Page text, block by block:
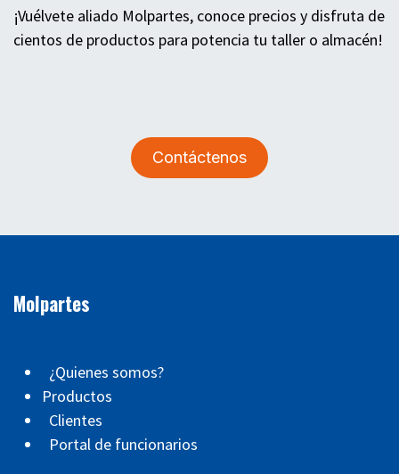
¡Vuélvete aliado Molpartes, conoce precios y disfruta de
cientos de productos para potencia tu taller o almacén!
Contáctenos
Molpartes
¿Quienes somos?
Productos
Clientes
Portal de funcionarios